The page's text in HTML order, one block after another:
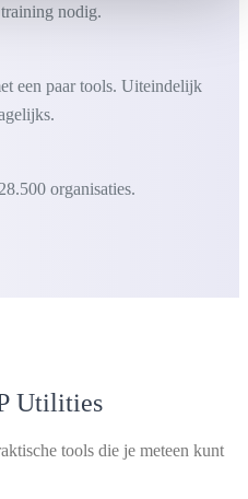
nodig.
een paar tools. Uiteindelijk
organisaties.
Utilities
tools die je meteen kunt